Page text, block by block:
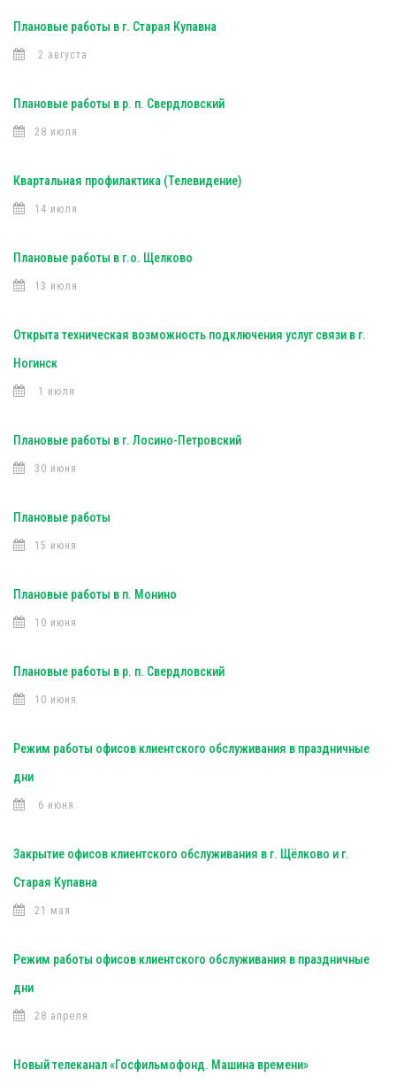
Плановые работы в г. Старая Купавна
2 августа
Плановые работы в р. п. Свердловский
28 июля
Квартальная профилактика (Телевидение)
14 июля
Плановые работы в г.о. Щелково
13 июля
Открыта техническая возможность подключения услуг связи в г.
Ногинск
1 июля
Плановые работы в г. Лосино-Петровский
30 июня
Плановые работы
15 июня
Плановые работы в п. Монино
10 июня
Плановые работы в р. п. Свердловский
10 июня
Режим работы офисов клиентского обслуживания в праздничные
дни
6 июня
Закрытие офисов клиентского обслуживания в г. Щёлково и г.
Старая Купавна
21 мая
Режим работы офисов клиентского обслуживания в праздничные
дни
28 апреля
Новый телеканал «Госфильмофонд. Машина времени»